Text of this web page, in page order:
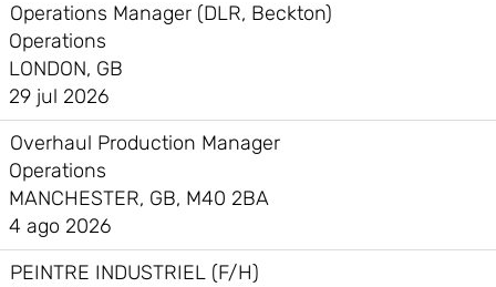
Operations Manager (DLR, Beckton)
Operations
LONDON, GB
29 jul 2026
Overhaul Production Manager
Operations
MANCHESTER, GB, M40 2BA
4 ago 2026
PEINTRE INDUSTRIEL (F/H)